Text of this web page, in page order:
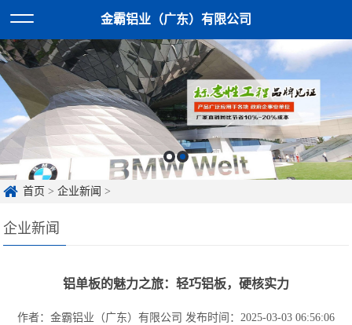
金霸铝业（广东）有限公司
首页 >企业新闻 >
企业新闻
铝单板的魅力之旅：轻巧铝板，硬核实力
作者：金霸铝业（广东）有限公司 发布时间：2025-03-03 06:56:06